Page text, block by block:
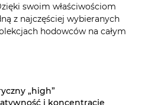
swoim właściwościom
z najczęściej wybieranych
hodowców na całym
„high”
i koncentrację